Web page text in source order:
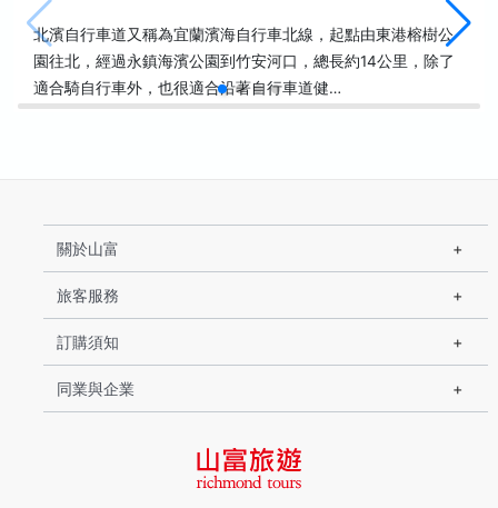
北濱自行車道又稱為宜蘭濱海自行車北線，起點由東港榕樹公
園往北，經過永鎮海濱公園到竹安河口，總長約14公里，除了
適合騎自行車外，也很適合沿著自行車道健…
關於山富
旅客服務
訂購須知
同業與企業